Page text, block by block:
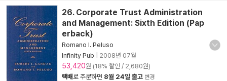
26. Corporate Trust Administration
and Management: Sixth Edition (Pap
erback)
Romano I. Peluso
Infinity Pub
2008년 07월
53,420원 (18% 할인 / 2,680원)
택배로 주문하면 8월 24일 출고 변경